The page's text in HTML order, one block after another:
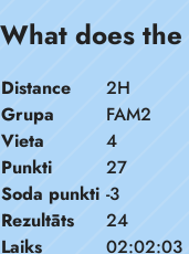
What does the
Distance
2H
Grupa
FAM2
Vieta
4
Punkti
27
Soda punkti -3
Rezultāts
24
Laiks
02:02:03